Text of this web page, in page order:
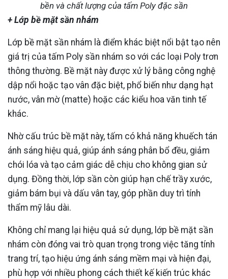
bền và chất lượng của tấm Poly đặc sần
+ Lớp bề mặt sần nhám
Lớp bề mặt sần nhám là điểm khác biệt nổi bật tạo nên
giá trị của tấm Poly sần nhám so với các loại Poly trơn
thông thường. Bề mặt này được xử lý bằng công nghệ
dập nổi hoặc tạo vân đặc biệt, phổ biến như dạng hạt
nước, vân mờ (matte) hoặc các kiểu hoa văn tinh tế
khác.
Nhờ cấu trúc bề mặt này, tấm có khả năng khuếch tán
ánh sáng hiệu quả, giúp ánh sáng phân bổ đều, giảm
chói lóa và tạo cảm giác dễ chịu cho không gian sử
dụng. Đồng thời, lớp sần còn giúp hạn chế trầy xước,
giảm bám bụi và dấu vân tay, góp phần duy trì tính
thẩm mỹ lâu dài.
Không chỉ mang lại hiệu quả sử dụng, lớp bề mặt sần
nhám còn đóng vai trò quan trọng trong việc tăng tính
trang trí, tạo hiệu ứng ánh sáng mềm mại và hiện đại,
phù hợp với nhiều phong cách thiết kế kiến trúc khác